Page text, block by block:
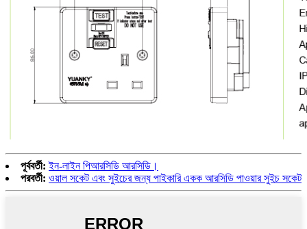
পূর্ববর্তী: ইন-লাইন পিআরসিডি আরসিডি।
পরবর্তী: ওয়াল সকেট এবং সুইচের জন্য পাইকারি একক আরসিডি পাওয়ার সুইচ সকেট